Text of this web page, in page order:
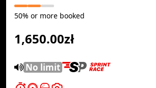
50% or more booked
1,650.00zł
No limit